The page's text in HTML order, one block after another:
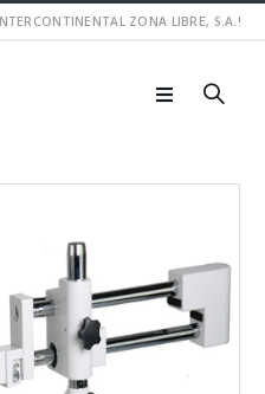
ZONA LIBRE, S.A.!